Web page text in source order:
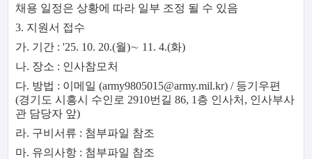
채용 일정은 상황에 따라 일부 조정 될 수 있음
3. 지원서 접수
가. 기간 : '25. 10. 20.(월)∼ 11. 4.(화)
나. 장소 : 인사참모처
다. 방법 : 이메일 (army9805015@army.mil.kr) / 등기우편
(경기도 시흥시 수인로 2910번길 86, 1층 인사처, 인사부사
관 담당자 앞)
라. 구비서류 : 첨부파일 참조
마. 유의사항 : 첨부파일 참조